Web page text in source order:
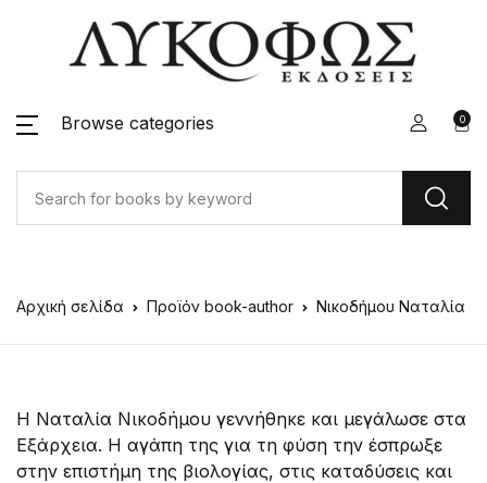
Browse categories 0
Αρχική σελίδα Προϊόν book-author Νικοδήμου Ναταλία
Η Ναταλία Νικοδήμου γεννήθηκε και μεγάλωσε στα
Εξάρχεια. Η αγάπη της για τη φύση την έσπρωξε
στην επιστήμη της βιολογίας, στις καταδύσεις και